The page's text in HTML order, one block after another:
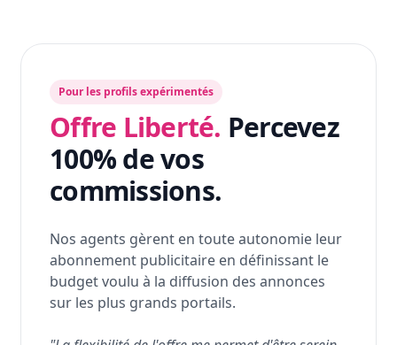
Pour les profils expérimentés
Offre Liberté. Percevez
100% de vos
commissions.
Nos agents gèrent en toute autonomie leur
abonnement publicitaire en définissant le
budget voulu à la diffusion des annonces
sur les plus grands portails.